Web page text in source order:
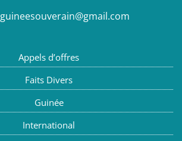
guineesouverain@gmail.com
Appels d’offres
Faits Divers
Guinée
International